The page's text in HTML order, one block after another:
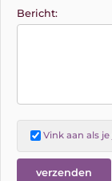
Bericht:
Vink aan als je